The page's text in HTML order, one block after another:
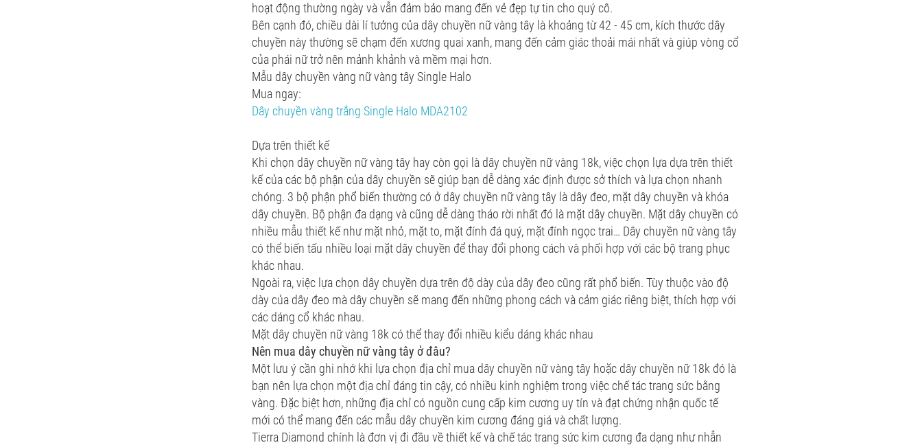
hoạt động thường ngày và vẫn đảm bảo mang đến vẻ đẹp tự tin cho quý cô.
Bên cạnh đó, chiều dài lí tưởng của dây chuyền nữ vàng tây là khoảng từ 42 - 45 cm, kích thước dây
chuyền này thường sẽ chạm đến xương quai xanh, mang đến cảm giác thoải mái nhất và giúp vòng cổ
của phái nữ trở nên mảnh khảnh và mềm mại hơn.
Mẫu dây chuyền vàng nữ vàng tây Single Halo
Mua ngay:
Dây chuyền vàng trắng Single Halo MDA2102
Dựa trên thiết kế
Khi chọn dây chuyền nữ vàng tây hay còn gọi là dây chuyền nữ vàng 18k, việc chọn lựa dựa trên thiết
kế của các bộ phận của dây chuyền sẽ giúp bạn dễ dàng xác định được sở thích và lựa chọn nhanh
chóng. 3 bộ phận phổ biến thường có ở dây chuyền nữ vàng tây là dây đeo, mặt dây chuyền và khóa
dây chuyền. Bộ phận đa dạng và cũng dễ dàng tháo rời nhất đó là mặt dây chuyền. Mặt dây chuyền có
nhiều mẫu thiết kế như mặt nhỏ, mặt to, mặt đính đá quý, mặt đính ngọc trai… Dây chuyền nữ vàng tây
có thể biến tấu nhiều loại mặt dây chuyền để thay đổi phong cách và phối hợp với các bộ trang phục
khác nhau.
Ngoài ra, việc lựa chọn dây chuyền dựa trên độ dày của dây đeo cũng rất phổ biến. Tùy thuộc vào độ
dày của dây đeo mà dây chuyền sẽ mang đến những phong cách và cảm giác riêng biệt, thích hợp với
các dáng cổ khác nhau.
Mặt dây chuyền nữ vàng 18k có thể thay đổi nhiều kiểu dáng khác nhau
Nên mua dây chuyền nữ vàng tây ở đâu?
Một lưu ý cần ghi nhớ khi lựa chọn địa chỉ mua dây chuyền nữ vàng tây hoặc dây chuyền nữ 18k đó là
bạn nên lựa chọn một địa chỉ đáng tin cậy, có nhiều kinh nghiệm trong việc chế tác trang sức bằng
vàng. Đặc biệt hơn, những địa chỉ có nguồn cung cấp kim cương uy tín và đạt chứng nhận quốc tế
mới có thể mang đến các mẫu dây chuyền kim cương đáng giá và chất lượng.
Tierra Diamond chính là đơn vị đi đầu về thiết kế và chế tác trang sức kim cương đa dạng như nhẫn